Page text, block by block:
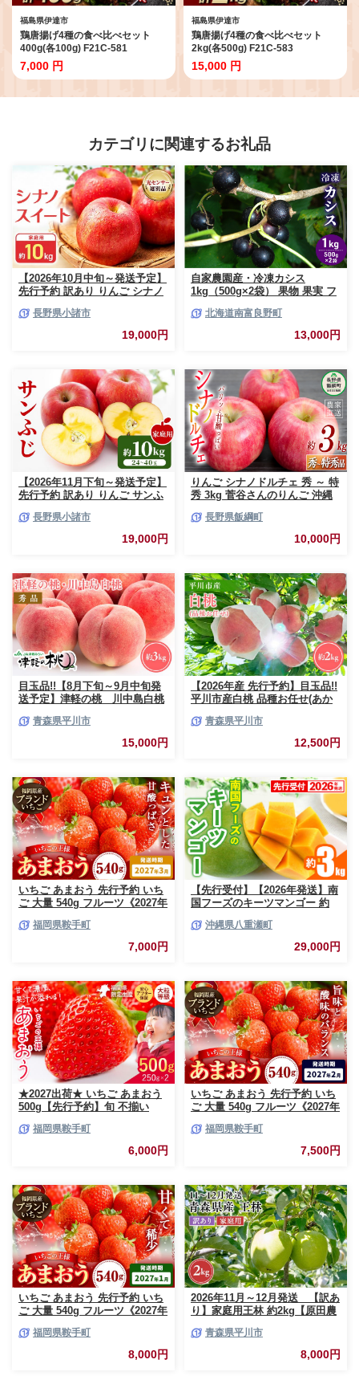
福島県伊達市
鶏唐揚げ4種の食べ比べセット
400g(各100g) F21C-581
7,000 円
福島県伊達市
鶏唐揚げ4種の食べ比べセット
2kg(各500g) F21C-583
15,000 円
カテゴリに関連するお礼品
【2026年10月中旬～発送予定】
先行予約 訳あり りんご シナノ
庭用 フルーツ 果物 甘い 訳あり
長野県小諸市
19,000円
自家農園産・冷凍カシス
1kg（500g×2袋） 果物 果実 フ
北海道南富良野町
13,000円
【2026年11月下旬～発送予定】
先行予約 訳あり りんご サンふ
フルーツ 果物 甘い おいしい 林
長野県小諸市
19,000円
りんご シナノドルチェ 秀 ～ 特
秀 3kg 菅谷さんのりんご 沖縄
頃から2026年10月上旬頃まで順
次発送予定 令和8年度出荷分 長
長野県飯綱町
10,000円
目玉品!!【8月下旬～9月中旬発
送予定】津軽の桃 川中島白桃
青森県平川市
15,000円
【2026年産 先行予約】目玉品!!
平川市産白桃 品種お任せ(あか
8玉)【今井農園】[hi-0064-003]
青森県平川市
12,500円
いちご あまおう 先行予約 いち
ご 大量 540g フルーツ《2027年
だもの 果物 福岡県 鞍手町【配
福岡県鞍手町
7,000円
【先行受付】【2026年発送】南
国フーズのキーツマンゴー 約
南国フルーツ 旬の味覚 沖縄県
産 国産マンゴー 希少種 オスス
沖縄県八重瀬町
29,000円
★2027出荷★ いちご あまおう
500g【先行予約】旬 不揃い
中旬-3月中旬頃出荷》福岡名産
品 果物 くだもの フルーツ いち
ご 苺 イチゴ【配送不可地域:離
福岡県鞍手町
6,000円
いちご あまおう 先行予約 いち
ご 大量 540g フルーツ《2027年
だもの 果物 福岡県 鞍手町【配
福岡県鞍手町
7,500円
いちご あまおう 先行予約 いち
ご 大量 540g フルーツ《2027年
だもの 果物 福岡県 鞍手町【配
福岡県鞍手町
8,000円
2026年11月～12月発送 【訳あ
り】家庭用王林 約2kg【原田農
りんご リンゴ 林檎 くだもの 果
青森県平川市
8,000円